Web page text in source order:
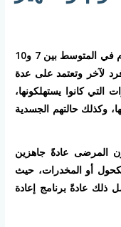
بشكل عام، تستمر عملية التخلص من السموم في المتوسط بين 7 و10
لآخر وتعتمد على عدة
كانوا يستهلكونها،
وكذلك حالتهم الجسدية
المرضى عادةً جاهزين
أو المخدرات، حيث
عادةً برنامج إعادة